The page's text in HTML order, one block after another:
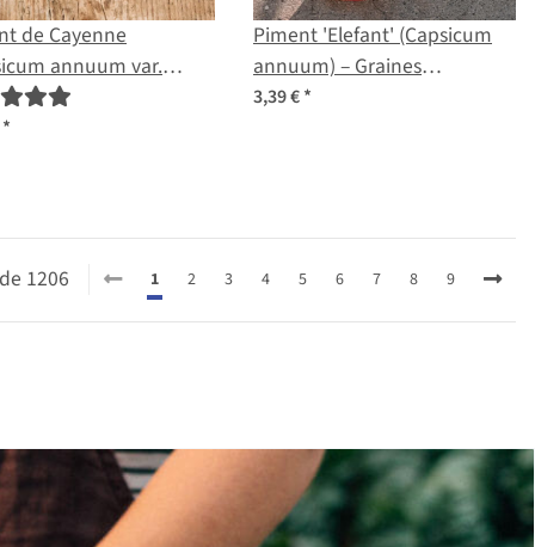
de Cayenne
annuum var.
graines
*
Piment 'Elefant' (Capsicum
annuum) – Graines
biologiques
3,39 €*
1206 1 2 3 4 5 6 7 8 9